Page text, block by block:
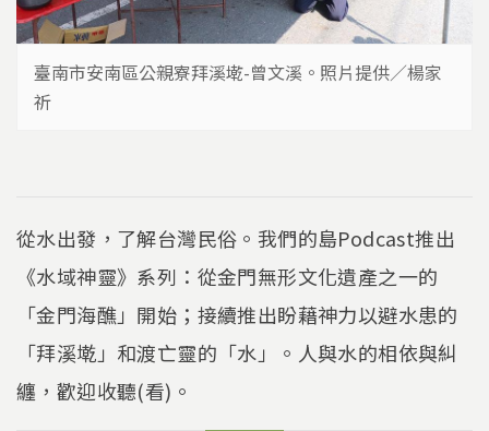
臺南市安南區公親寮拜溪墘-曾文溪。照片提供／楊家
祈
從水出發，了解台灣民俗。我們的島Podcast推出
《水域神靈》系列：從金門無形文化遺產之一的
「金門海醮」開始；接續推出盼藉神力以避水患的
「拜溪墘」和渡亡靈的「水」。人與水的相依與糾
纏，歡迎收聽(看)。